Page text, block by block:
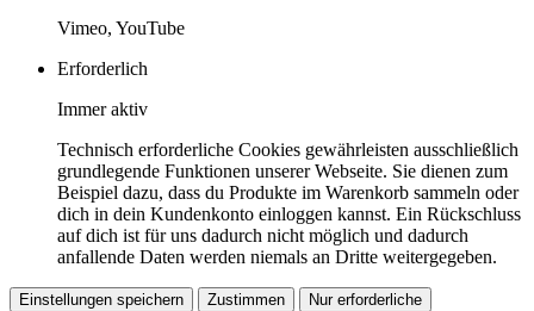
Vimeo, YouTube
Erforderlich
Immer aktiv
Technisch erforderliche Cookies gewährleisten ausschließlich
grundlegende Funktionen unserer Webseite. Sie dienen zum
Beispiel dazu, dass du Produkte im Warenkorb sammeln oder
dich in dein Kundenkonto einloggen kannst. Ein Rückschluss
auf dich ist für uns dadurch nicht möglich und dadurch
anfallende Daten werden niemals an Dritte weitergegeben.
Einstellungen speichern Zustimmen Nur erforderliche